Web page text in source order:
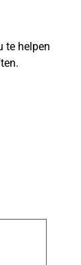
te helpen